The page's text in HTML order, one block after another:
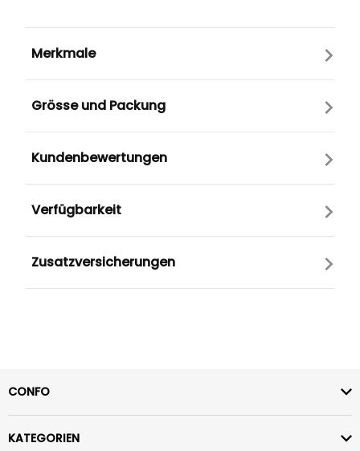
Merkmale
Grösse und Packung
Kundenbewertungen
Verfügbarkeit
Zusatzversicherungen
CONFO
KATEGORIEN